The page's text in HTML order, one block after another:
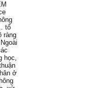
tổ
ràng
học,
ở